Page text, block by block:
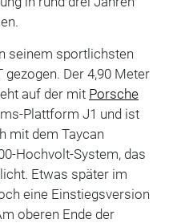
seinem sportlichsten
Der 4,90 Meter
auf der mit Porsche
Plattform J1 und ist
mit dem Taycan
Hochvolt-System, das
Etwas später im
eine Einstiegsversion
oberen Ende der